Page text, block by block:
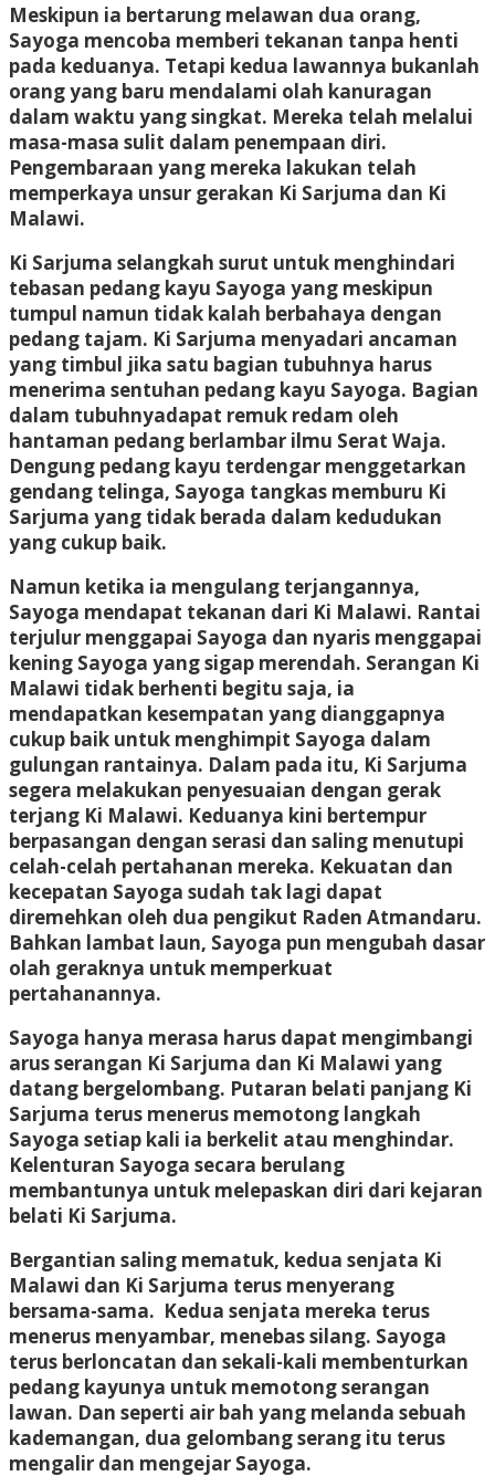
Meskipun ia bertarung melawan dua orang,
Sayoga mencoba memberi tekanan tanpa henti
pada keduanya. Tetapi kedua lawannya bukanlah
orang yang baru mendalami olah kanuragan
dalam waktu yang singkat. Mereka telah melalui
masa-masa sulit dalam penempaan diri.
Pengembaraan yang mereka lakukan telah
memperkaya unsur gerakan Ki Sarjuma dan Ki
Malawi.
Ki Sarjuma selangkah surut untuk menghindari
tebasan pedang kayu Sayoga yang meskipun
tumpul namun tidak kalah berbahaya dengan
pedang tajam. Ki Sarjuma menyadari ancaman
yang timbul jika satu bagian tubuhnya harus
menerima sentuhan pedang kayu Sayoga. Bagian
dalam tubuhnyadapat remuk redam oleh
hantaman pedang berlambar ilmu Serat Waja.
Dengung pedang kayu terdengar menggetarkan
gendang telinga, Sayoga tangkas memburu Ki
Sarjuma yang tidak berada dalam kedudukan
yang cukup baik.
Namun ketika ia mengulang terjangannya,
Sayoga mendapat tekanan dari Ki Malawi. Rantai
terjulur menggapai Sayoga dan nyaris menggapai
kening Sayoga yang sigap merendah. Serangan Ki
Malawi tidak berhenti begitu saja, ia
mendapatkan kesempatan yang dianggapnya
cukup baik untuk menghimpit Sayoga dalam
gulungan rantainya. Dalam pada itu, Ki Sarjuma
segera melakukan penyesuaian dengan gerak
terjang Ki Malawi. Keduanya kini bertempur
berpasangan dengan serasi dan saling menutupi
celah-celah pertahanan mereka. Kekuatan dan
kecepatan Sayoga sudah tak lagi dapat
diremehkan oleh dua pengikut Raden Atmandaru.
Bahkan lambat laun, Sayoga pun mengubah dasar
olah geraknya untuk memperkuat
pertahanannya.
Sayoga hanya merasa harus dapat mengimbangi
arus serangan Ki Sarjuma dan Ki Malawi yang
datang bergelombang. Putaran belati panjang Ki
Sarjuma terus menerus memotong langkah
Sayoga setiap kali ia berkelit atau menghindar.
Kelenturan Sayoga secara berulang
membantunya untuk melepaskan diri dari kejaran
belati Ki Sarjuma.
Bergantian saling mematuk, kedua senjata Ki
Malawi dan Ki Sarjuma terus menyerang
bersama-sama. Kedua senjata mereka terus
menerus menyambar, menebas silang. Sayoga
terus berloncatan dan sekali-kali membenturkan
pedang kayunya untuk memotong serangan
lawan. Dan seperti air bah yang melanda sebuah
kademangan, dua gelombang serang itu terus
mengalir dan mengejar Sayoga.